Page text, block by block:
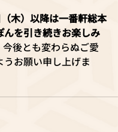
木）以降は一番軒総本
んを引き続きお楽しみ
今後とも変わらぬご愛
お願い申し上げま